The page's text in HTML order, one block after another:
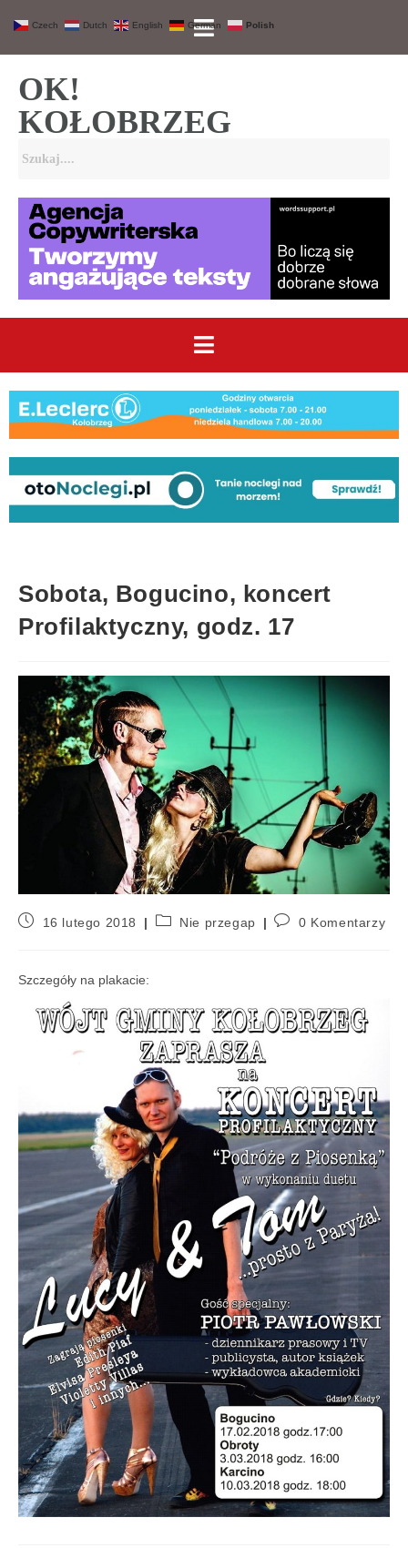
OK!
KOŁOBRZEG
Sobota, Bogucino, koncert
Profilaktyczny, godz. 17
16 lutego 2018 Nie przegap 0 Komentarzy
Szczegóły na plakacie:
Czech Dutch English German Polish